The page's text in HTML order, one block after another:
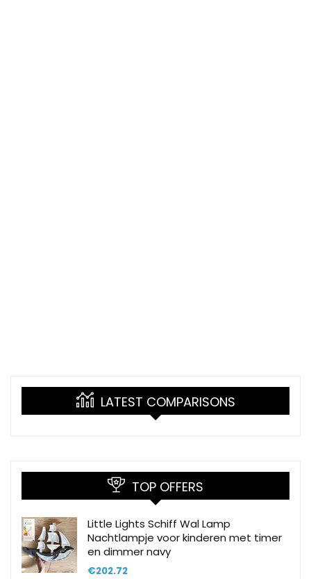
LATEST COMPARISONS
TOP OFFERS
Little Lights Schiff Wal Lamp
Nachtlampje voor kinderen met timer
en dimmer navy
€202.72